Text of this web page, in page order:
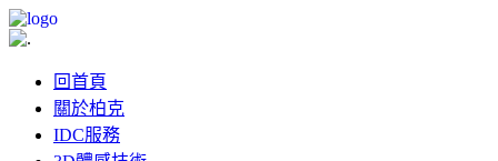
回首頁
關於柏克
IDC服務